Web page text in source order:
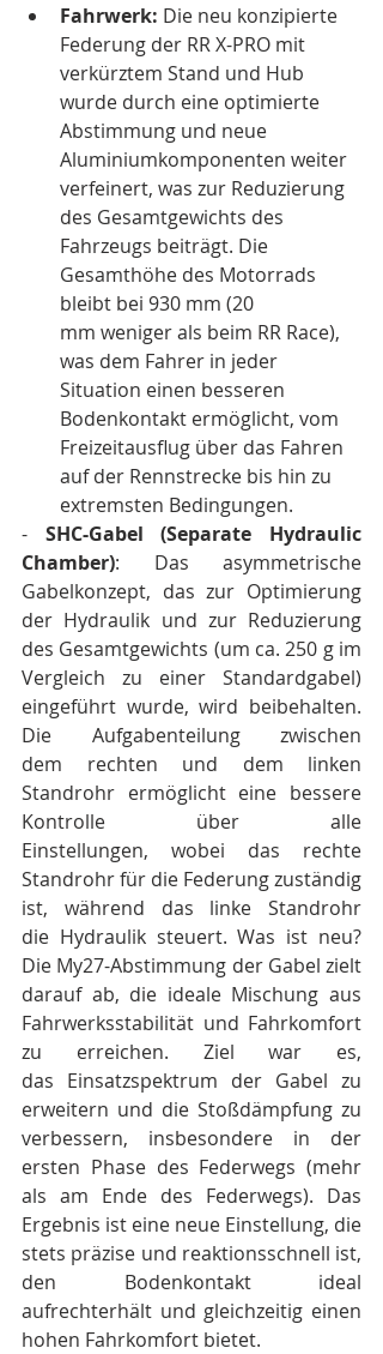
Fahrwerk: Die neu konzipierte
Federung der RR X-PRO mit
verkürztem Stand und Hub
wurde durch eine optimierte
Abstimmung und neue
Aluminiumkomponenten weiter
verfeinert, was zur Reduzierung
des Gesamtgewichts des
Fahrzeugs beiträgt. Die
Gesamthöhe des Motorrads
bleibt bei 930 mm (20
mm weniger als beim RR Race),
was dem Fahrer in jeder
Situation einen besseren
Bodenkontakt ermöglicht, vom
Freizeitausflug über das Fahren
auf der Rennstrecke bis hin zu
extremsten Bedingungen.
- SHC-Gabel (Separate Hydraulic
Chamber): Das asymmetrische
Gabelkonzept, das zur Optimierung
der Hydraulik und zur Reduzierung
des Gesamtgewichts (um ca. 250 g im
Vergleich zu einer Standardgabel)
eingeführt wurde, wird beibehalten.
Die Aufgabenteilung zwischen
dem rechten und dem linken
Standrohr ermöglicht eine bessere
Kontrolle über alle
Einstellungen, wobei das rechte
Standrohr für die Federung zuständig
ist, während das linke Standrohr
die Hydraulik steuert. Was ist neu?
Die My27-Abstimmung der Gabel zielt
darauf ab, die ideale Mischung aus
Fahrwerksstabilität und Fahrkomfort
zu erreichen. Ziel war es,
das Einsatzspektrum der Gabel zu
erweitern und die Stoßdämpfung zu
verbessern, insbesondere in der
ersten Phase des Federwegs (mehr
als am Ende des Federwegs). Das
Ergebnis ist eine neue Einstellung, die
stets präzise und reaktionsschnell ist,
den Bodenkontakt ideal
aufrechterhält und gleichzeitig einen
hohen Fahrkomfort bietet.